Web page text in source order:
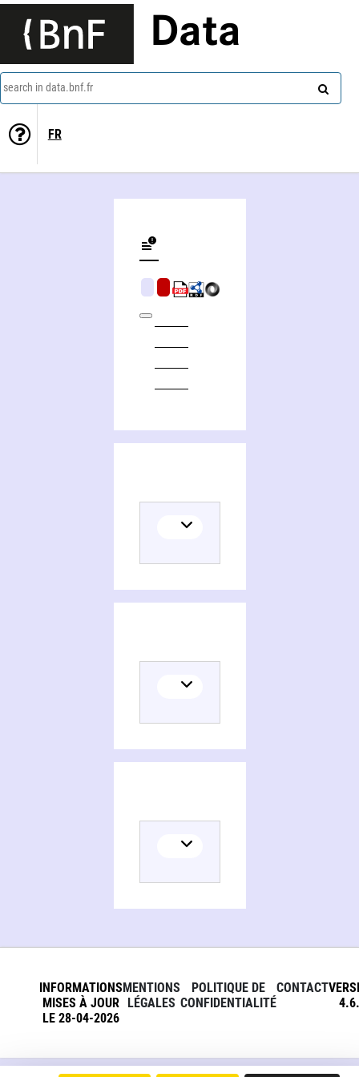
Data
search in data.bnf.fr
FR
INFORMATIONS
MISES À JOUR
LE 28-04-2026
MENTIONS
LÉGALES
POLITIQUE DE
CONFIDENTIALITÉ
CONTACT